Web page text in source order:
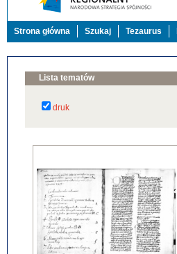
Strona główna Szukaj Tezaurus
Lista tematów
druk